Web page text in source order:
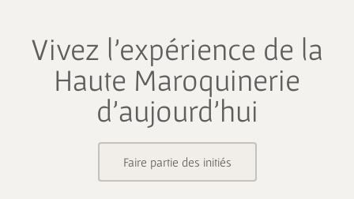
Vivez l’expérience de la
Haute Maroquinerie
d’aujourd’hui
Faire partie des initiés